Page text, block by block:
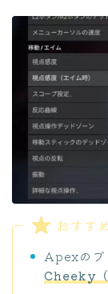
おすす
Apexのプ
Cheeky（